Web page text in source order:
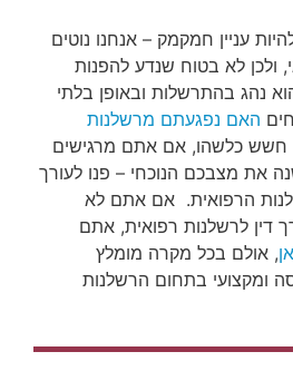
עניין חמקמק – אנחנו נוטים
ולכן לא בטוח שנדע להפנות
נהג בהתרשלות ובאופן בלתי
האם נפגעתם מרשלנות
חשש כלשהו, אם אתם מרגישים
את מצבכם הנוכחי – פנו לעורך
הרפואית. אם אתם לא
דין לרשלנות רפואית, אתם
, אולם בכל מקרה מומלץ
ומקצועי בתחום הרשלנות